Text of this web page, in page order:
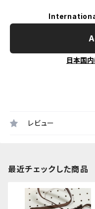
日本国
レビュー
最近チェックした商品